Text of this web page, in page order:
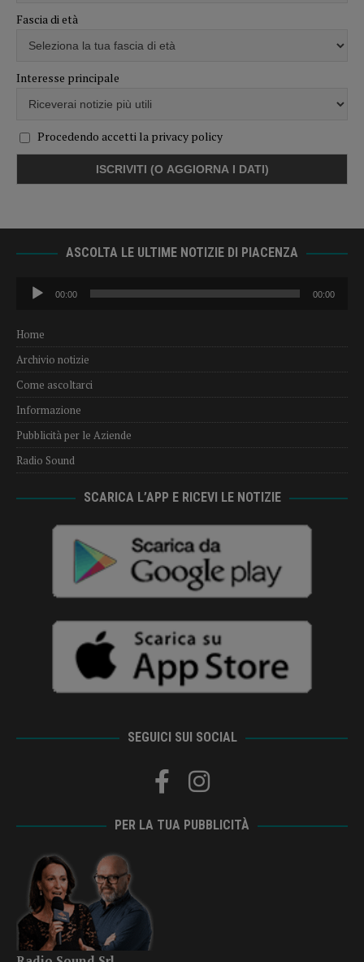
Fascia di età
Interesse principale
Procedendo accetti la privacy policy
ASCOLTA LE ULTIME NOTIZIE DI PIACENZA
Audio
Player
00:00 00:00
Home
Archivio notizie
Come ascoltarci
Informazione
Pubblicità per le Aziende
Radio Sound
SCARICA L’APP E RICEVI LE NOTIZIE
SEGUICI SUI SOCIAL
PER LA TUA PUBBLICITÀ